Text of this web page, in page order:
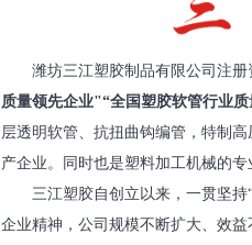
潍坊三江塑胶制品有限公司注
质量领先企业"“全国塑胶软管行业
层透明软管、抗扭曲钩编管，特制
产企业。同时也是塑料加工机械的
三江塑胶自创立以来，一贯坚
企业精神，公司规模不断扩大、效